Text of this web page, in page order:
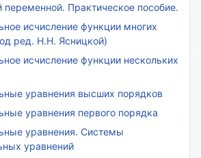
переменной. Практическое пособие.
исчисление функции многих
ред. Н.Н. Ясницкой)
исчисление функции нескольких
уравнения высших порядков
уравнения первого порядка
уравнения. Системы
уравнений